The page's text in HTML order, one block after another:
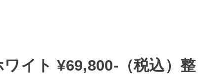
ワイト ¥69,800-（税込）整